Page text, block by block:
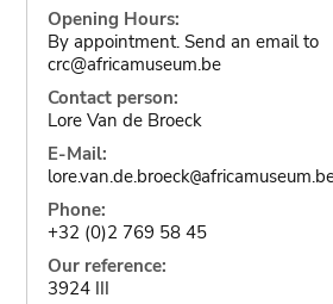
Opening Hours:
By appointment. Send an email to
crc@africamuseum.be
Contact person:
Lore Van de Broeck
E-Mail:
lore.van.de.broeck@
Phone:
+32 (0)2 769 58 45
Our reference:
3924 III